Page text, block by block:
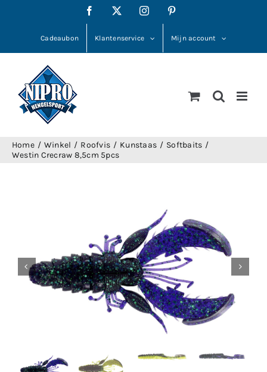
Facebook Instagram
Cadeaubon Klantenservice Mijn account
Home Winkel Roofvis Kunstaas
Softbaits
Westin Crecraw 8,5cm 5pcs